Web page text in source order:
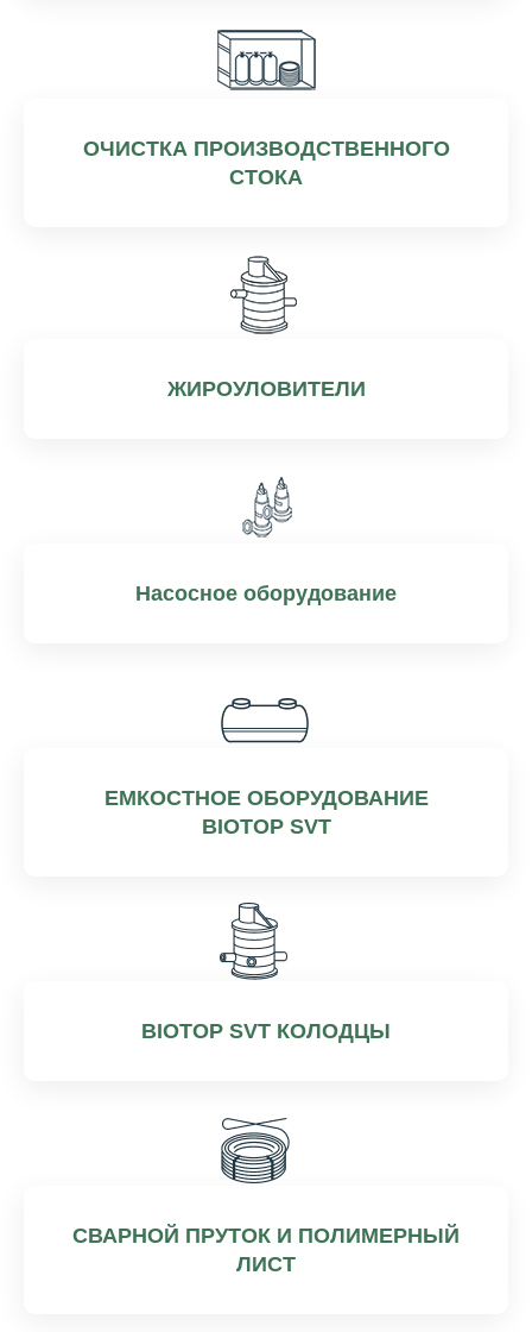
ОЧИСТКА ПРОИЗВОДСТВЕННОГО
СТОКА
ЖИРОУЛОВИТЕЛИ
Насосное оборудование
ЕМКОСТНОЕ ОБОРУДОВАНИЕ
BIOTOP SVT
BIOTOP SVT КОЛОДЦЫ
СВАРНОЙ ПРУТОК И ПОЛИМЕРНЫЙ
ЛИСТ